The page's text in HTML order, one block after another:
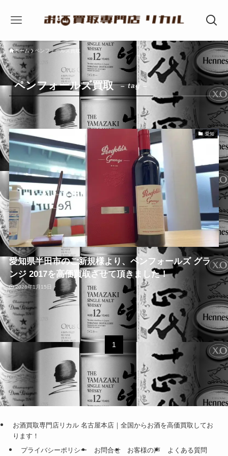
ホーム ペンフォールズ買取
ペンフォールズ買取 – tag –
愛知
愛知県半田市のご新規様より、ペンフォールズ グラ
ンジ 2017を高価買取させて頂きました！
2026年1月15日
1
お酒買取専門店リカル 名古屋本店｜全国からお酒を高価買取してお
ります！
プライバシーポリシー
お問合せ お客様の声 よくある質問